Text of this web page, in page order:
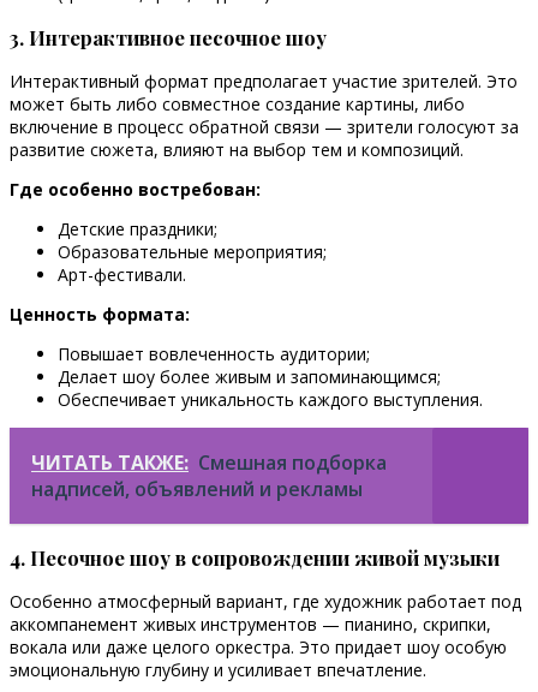
3. Интерактивное песочное шоу
Интерактивный формат предполагает участие зрителей. Это
может быть либо совместное создание картины, либо
включение в процесс обратной связи — зрители голосуют за
развитие сюжета, влияют на выбор тем и композиций.
Где особенно востребован:
Детские праздники;
Образовательные мероприятия;
Арт-фестивали.
Ценность формата:
Повышает вовлеченность аудитории;
Делает шоу более живым и запоминающимся;
Обеспечивает уникальность каждого выступления.
ЧИТАТЬ ТАКЖЕ: Смешная подборка
надписей, объявлений и рекламы
4. Песочное шоу в сопровождении живой музыки
Особенно атмосферный вариант, где художник работает под
аккомпанемент живых инструментов — пианино, скрипки,
вокала или даже целого оркестра. Это придает шоу особую
эмоциональную глубину и усиливает впечатление.